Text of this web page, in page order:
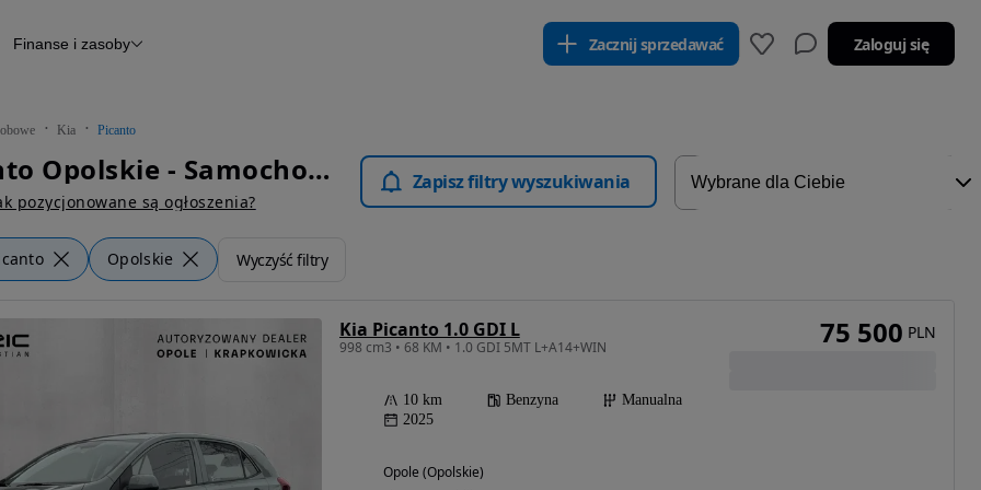
Raport z inspekcji
Otomoto News
Finanse i zasoby Zacznij sprzedawać Zaloguj się
Kia Picanto
Kia Picanto Opolskie - Samochody Osobowe
pozycjonowane są ogłoszenia?
Zapisz filtry wyszukiwania
Opolskie Wyczyść filtry
Kia Picanto 1.0 GDI L
998 cm3 • 68 KM • 1.0 GDI 5MT L+A14+WIN
10 km Benzyna
Manualna
2025
Opole (Opolskie)
75 500 PLN